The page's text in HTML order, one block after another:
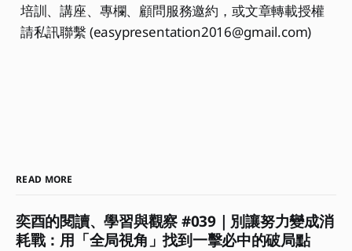
培訓、講座、專欄、顧問服務邀約，或文章轉載授權
請私訊聯繫 (easypresentation2016@gmail.com)
READ MORE
奕酉的閱讀、學習與觀察 #039｜別讓努力變成消
耗戰：用「全局視角」找到一擊必中的破局點